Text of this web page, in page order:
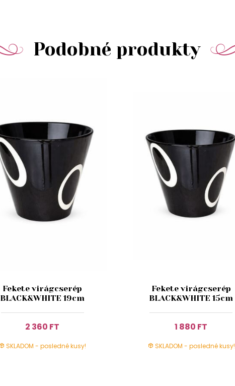
Podobné produkty
Fekete virágcserép
BLACK&WHITE 19cm
2 360 FT
SKLADOM - posledné kusy!
Fekete virágcserép
BLACK&WHITE 15cm
1 880 FT
SKLADOM - posledné kusy!